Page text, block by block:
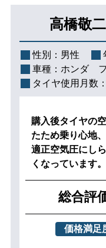
高橋敬二
性別： 男性
車種： ホンダ フ
タイヤ使用月数：
購入後タイヤの
たため乗り心地
適正空気圧にし
くなっています。
総合評
価格満足